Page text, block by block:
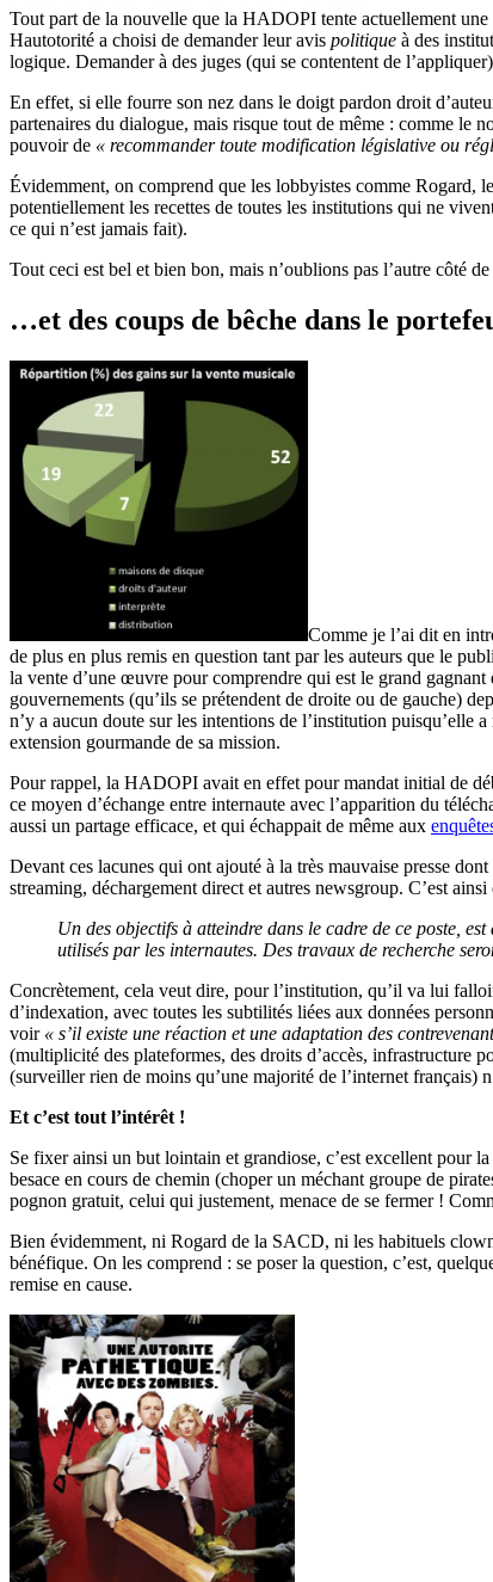
Tout part de la nouvelle que la HADOPI tente actuellement
Hautotorité a choisi de demander leur avis politique à des
logique. Demander à des juges (qui se contentent de
En effet, si elle fourre son nez dans le doigt pardon droit
partenaires du dialogue, mais risque tout de même : comme le
pouvoir de « recommander toute modification législative ou
Évidemment, on comprend que les lobbyistes comme Rogard,
potentiellement les recettes de toutes les institutions qui ne
ce qui n’est jamais fait).
Tout ceci est bel et bien bon, mais n’oublions pas l’autre côté
…et des coups de bêche dans le
Comme je l’ai dit en
de plus en plus remis en question tant par les auteurs que le
la vente d’une œuvre pour comprendre qui est le grand
gouvernements (qu’ils se prétendent de droite ou de gauche)
n’y a aucun doute sur les intentions de l’institution puisqu’elle
extension gourmande de sa mission.
Pour rappel, la HADOPI avait en effet pour mandat initial de
ce moyen d’échange entre internaute avec l’apparition du
aussi un partage efficace, et qui échappait de même aux
Devant ces lacunes qui ont ajouté à la très mauvaise presse
streaming, déchargement direct et autres newsgroup. C’est
Un des objectifs à atteindre dans le cadre de ce poste,
utilisés par les internautes. Des travaux de recherche
Concrètement, cela veut dire, pour l’institution, qu’il va lui
d’indexation, avec toutes les subtilités liées aux données
voir « s’il existe une réaction et une adaptation des
(multiplicité des plateformes, des droits d’accès, infrastructure
(surveiller rien de moins qu’une majorité de l’internet français)
Et c’est tout l’intérêt !
Se fixer ainsi un but lointain et grandiose, c’est excellent pour
besace en cours de chemin (choper un méchant groupe de
pognon gratuit, celui qui justement, menace de se fermer !
Bien évidemment, ni Rogard de la SACD, ni les habituels
bénéfique. On les comprend : se poser la question, c’est,
remise en cause.